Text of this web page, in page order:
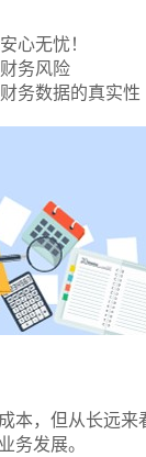
心无忧！
务风险
务数据的真实性
，但从长远
务发展。